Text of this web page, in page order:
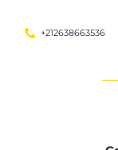
+212638663536